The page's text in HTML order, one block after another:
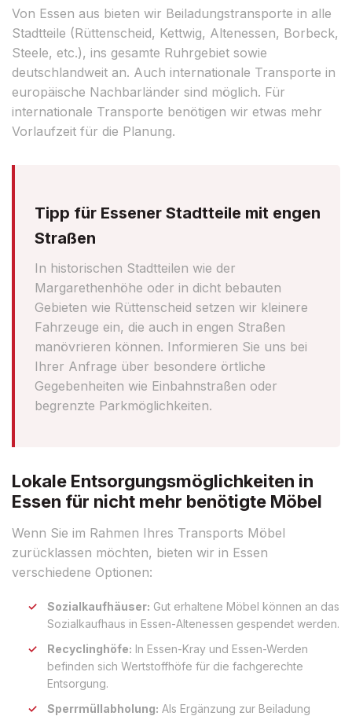
Von Essen aus bieten wir Beiladungstransporte in alle
Stadtteile (Rüttenscheid, Kettwig, Altenessen, Borbeck,
Steele, etc.), ins gesamte Ruhrgebiet sowie
deutschlandweit an. Auch internationale Transporte in
europäische Nachbarländer sind möglich. Für
internationale Transporte benötigen wir etwas mehr
Vorlaufzeit für die Planung.
Tipp für Essener Stadtteile mit engen
Straßen
In historischen Stadtteilen wie der
Margarethenhöhe oder in dicht bebauten
Gebieten wie Rüttenscheid setzen wir kleinere
Fahrzeuge ein, die auch in engen Straßen
manövrieren können. Informieren Sie uns bei
Ihrer Anfrage über besondere örtliche
Gegebenheiten wie Einbahnstraßen oder
begrenzte Parkmöglichkeiten.
Lokale Entsorgungsmöglichkeiten in
Essen für nicht mehr benötigte Möbel
Wenn Sie im Rahmen Ihres Transports Möbel
zurücklassen möchten, bieten wir in Essen
verschiedene Optionen:
Sozialkaufhäuser: Gut erhaltene Möbel können an das
Sozialkaufhaus in Essen-Altenessen gespendet werden.
Recyclinghöfe: In Essen-Kray und Essen-Werden
befinden sich Wertstoffhöfe für die fachgerechte
Entsorgung.
Sperrmüllabholung: Als Ergänzung zur Beiladung